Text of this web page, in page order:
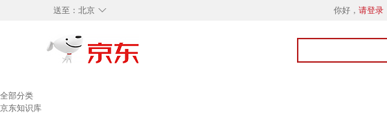
◇
送至： 北京 你好， 请登录
全部分类
京东知识库